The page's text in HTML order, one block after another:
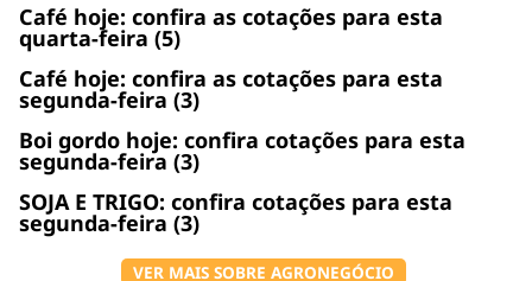
Café hoje: confira as cotações para esta
quarta-feira (5)
Café hoje: confira as cotações para esta
segunda-feira (3)
Boi gordo hoje: confira cotações para esta
segunda-feira (3)
SOJA E TRIGO: confira cotações para esta
segunda-feira (3)
VER MAIS SOBRE AGRONEGÓCIO